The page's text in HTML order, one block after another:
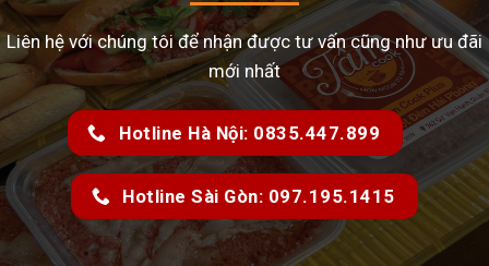
Liên hệ với chúng tôi để nhận được tư vấn cũng như ưu đãi
mới nhất
Hotline Hà Nội: 0835.447.899
Hotline Sài Gòn: 097.195.1415